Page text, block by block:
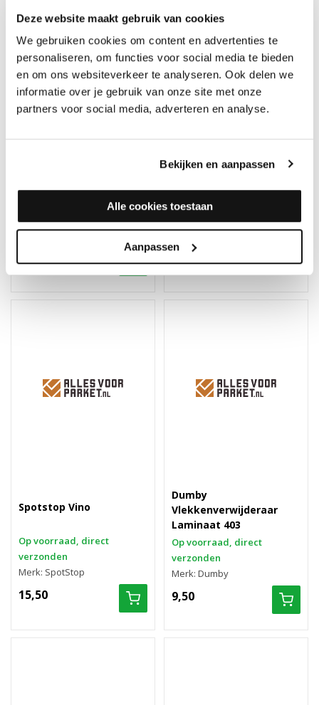
Deze website maakt gebruik van cookies
We gebruiken cookies om content en advertenties te
personaliseren, om functies voor social media te bieden
en om ons websiteverkeer te analyseren. Ook delen we
informatie over je gebruik van onze site met onze
partners voor social media, adverteren en analyse.
Bekijken en aanpassen
Alle cookies toestaan
Aanpassen
OEF box
Op voorraad, direct
verzonden
Merk: SpotStop
64,95
Bauwerk
Vlekverwijderaar PLUS
Merk: Bauwerk Parkett
87,95
Spotstop Vino
Op voorraad, direct
verzonden
Merk: SpotStop
15,50
Dumby
Vlekkenverwijderaar
Laminaat 403
Op voorraad, direct
verzonden
Merk: Dumby
9,50